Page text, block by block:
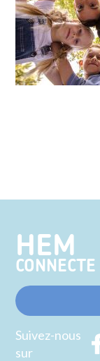
HEM
CONNECTE
Suivez-nous
sur